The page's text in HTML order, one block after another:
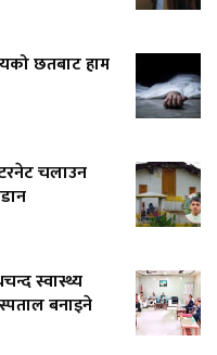
छतबाट हाम
चलाउन
स्वास्थ्य
बनाइने